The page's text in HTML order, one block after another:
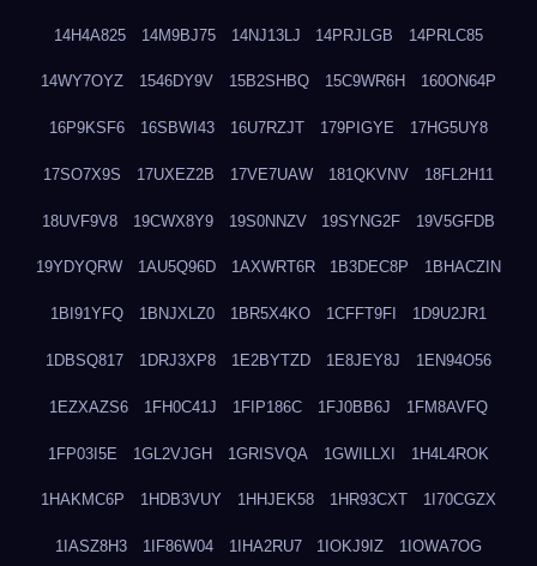
14H4A825 14M9BJ75 14NJ13LJ 14PRJLGB 14PRLC85
14WY7OYZ 1546DY9V 15B2SHBQ 15C9WR6H 160ON64P
16P9KSF6 16SBWI43 16U7RZJT 179PIGYE 17HG5UY8
17SO7X9S 17UXEZ2B 17VE7UAW 181QKVNV 18FL2H11
18UVF9V8 19CWX8Y9 19S0NNZV 19SYNG2F 19V5GFDB
19YDYQRW 1AU5Q96D 1AXWRT6R 1B3DEC8P 1BHACZIN
1BI91YFQ 1BNJXLZ0 1BR5X4KO 1CFFT9FI 1D9U2JR1
1DBSQ817 1DRJ3XP8 1E2BYTZD 1E8JEY8J 1EN94O56
1EZXAZS6 1FH0C41J 1FIP186C 1FJ0BB6J 1FM8AVFQ
1FP03I5E 1GL2VJGH 1GRISVQA 1GWILLXI 1H4L4ROK
1HAKMC6P 1HDB3VUY 1HHJEK58 1HR93CXT 1I70CGZX
1IASZ8H3 1IF86W04 1IHA2RU7 1IOKJ9IZ 1IOWA7OG